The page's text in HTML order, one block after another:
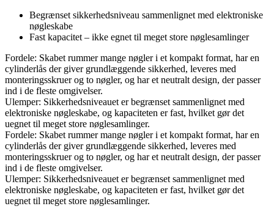
Begrænset sikkerhedsniveau sammenlignet med elektroniske
nøgleskabe
Fast kapacitet – ikke egnet til meget store nøglesamlinger
Fordele: Skabet rummer mange nøgler i et kompakt format, har en
cylinderlås der giver grundlæggende sikkerhed, leveres med
monteringsskruer og to nøgler, og har et neutralt design, der passer
ind i de fleste omgivelser.
Ulemper: Sikkerhedsniveauet er begrænset sammenlignet med
elektroniske nøgleskabe, og kapaciteten er fast, hvilket gør det
uegnet til meget store nøglesamlinger.
Fordele: Skabet rummer mange nøgler i et kompakt format, har en
cylinderlås der giver grundlæggende sikkerhed, leveres med
monteringsskruer og to nøgler, og har et neutralt design, der passer
ind i de fleste omgivelser.
Ulemper: Sikkerhedsniveauet er begrænset sammenlignet med
elektroniske nøgleskabe, og kapaciteten er fast, hvilket gør det
uegnet til meget store nøglesamlinger.